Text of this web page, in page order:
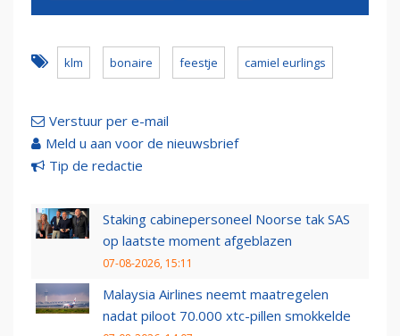
klm bonaire feestje camiel eurlings
Verstuur per e-mail
Meld u aan voor de nieuwsbrief
Tip de redactie
Staking cabinepersoneel Noorse tak SAS
op laatste moment afgeblazen
07-08-2026, 15:11
Malaysia Airlines neemt maatregelen
nadat piloot 70.000 xtc-pillen smokkelde